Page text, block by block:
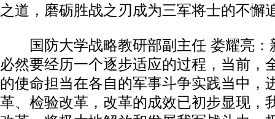
之道，磨砺胜战之刃成为三军将士的不懈
国防大学战略教研部副主任 娄耀亮：
必然要经历一个逐步适应的过程，当前，
的使命担当在各自的军事斗争实践当中，
革、检验改革，改革的成效已初步显现，